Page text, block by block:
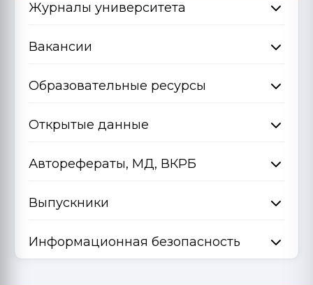
Журналы университета
Вакансии
Образовательные ресурсы
Открытые данные
Авторефераты, МД, ВКРБ
Выпускники
Информационная безопасность